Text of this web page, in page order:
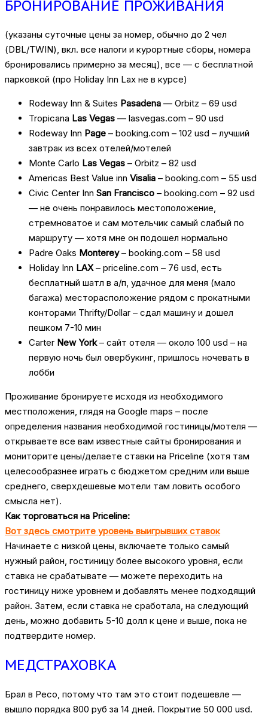
БРОНИРОВАНИЕ ПРОЖИВАНИЯ
(указаны суточные цены за номер, обычно до 2 чел
(DBL/TWIN), вкл. все налоги и курортные сборы, номера
бронировались примерно за месяц), все — с бесплатной
парковкой (про Holiday Inn Lax не в курсе)
Rodeway Inn & Suites Pasadena — Orbitz – 69 usd
Tropicana Las Vegas — lasvegas.com – 90 usd
Rodeway Inn Page – booking.com – 102 usd – лучший
завтрак из всех отелей/мотелей
Monte Carlo Las Vegas – Orbitz – 82 usd
Americas Best Value inn Visalia – booking.com – 55 usd
Civic Center Inn San Francisco – booking.com – 92 usd
— не очень понравилось местоположение,
стремноватое и сам мотельчик самый слабый по
маршруту — хотя мне он подошел нормально
Padre Oaks Monterey– booking.com – 58 usd
Holiday Inn LAX– priceline.com – 76 usd, есть
бесплатный шатл в а/п, удачное для меня (мало
багажа) месторасположение рядом с прокатными
конторами Thrifty/Dollar – сдал машину и дошел
пешком 7-10 мин
Carter New York– сайт отеля — около 100 usd – на
первую ночь был овербукинг, пришлось ночевать в
лобби
Проживание бронируете исходя из необходимого
местположения, глядя на Google maps – после
определения названия необходимой гостиницы/мотеля —
открываете все вам известные сайты бронирования и
мониторите цены/делаете ставки на Priceline (хотя там
целесообразнее играть с бюджетом средним или выше
среднего, сверхдешевые мотели там ловить особого
смысла нет).
Как торговаться на Priceline:
Вот здесь смотрите уровень выигрывших ставок
Начинаете с низкой цены, включаете только самый
нужный район, гостиницу более высокого уровня, если
ставка не срабатывате — можете переходить на
гостиницу ниже уровнем и добавлять менее подходящий
район. Затем, если ставка не сработала, на следующий
день, можно добавить 5-10 долл к цене и выше, пока не
подтвердите номер.
МЕДСТРАХОВКА
Брал в Ресо, потому что там это стоит подешевле —
вышло порядка 800 руб за 14 дней. Покрытие 50 000 usd.